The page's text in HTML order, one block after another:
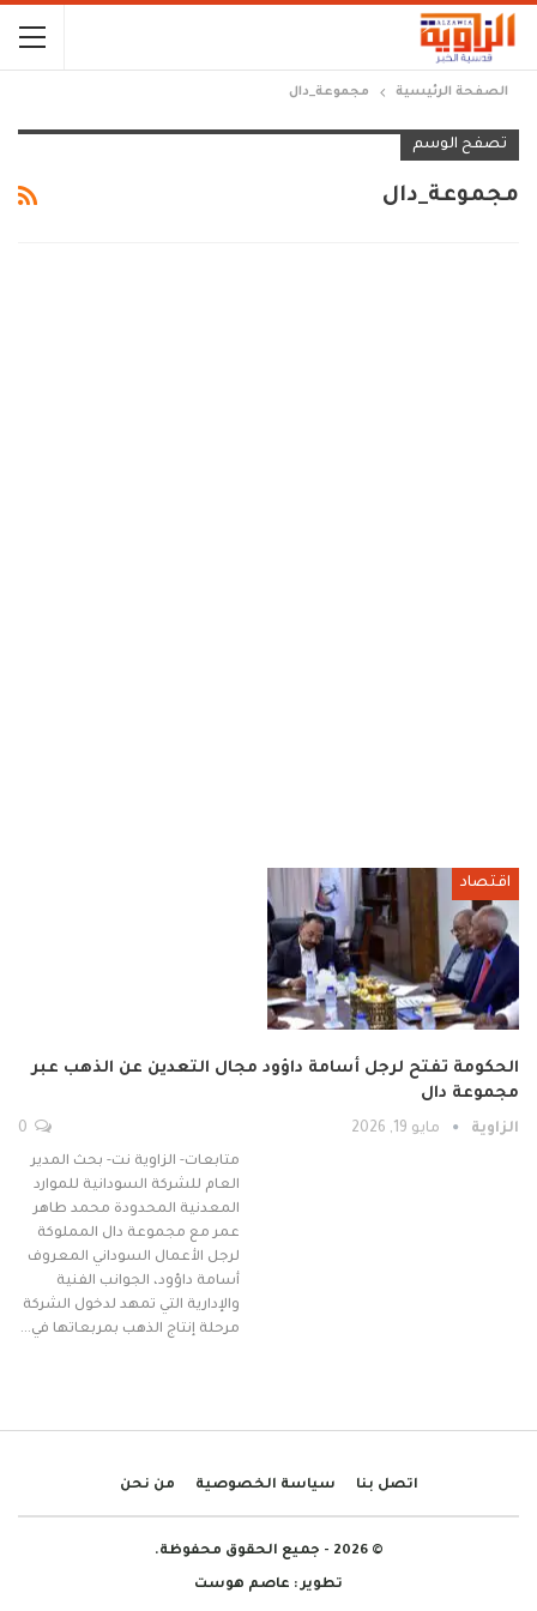
الصفحة الرئيسية مجموعة_دال
تصفح الوسم
مجموعة_دال
اقتصاد
الحكومة تفتح لرجل أسامة داؤود مجال التعدين عن الذهب عبر
مجموعة دال
الزاوية مايو 19, 2026
متابعات- الزاوية نت- بحث المدير
العام للشركة السودانية للموارد
المعدنية المحدودة محمد طاهر
عمر مع مجموعة دال المملوكة
لرجل الأعمال السوداني المعروف
أسامة داؤود، الجوانب الفنية
والإدارية التي تمهد لدخول الشركة
مرحلة إنتاج الذهب بمربعاتها في…
اتصل بنا سياسة الخصوصية من نحن
© 2026 - جميع الحقوق محفوظة.
تطوير : عاصم هوست